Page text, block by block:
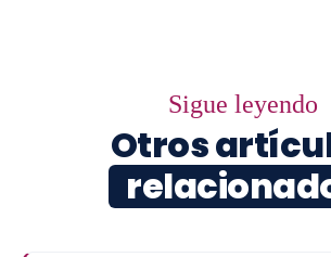
Sigue leyendo
Otros